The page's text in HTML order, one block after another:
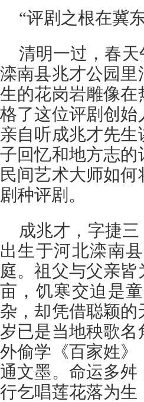
“评剧之根在冀
清明一过，春
滦南县兆才公园
生的花岗岩雕像
格了这位评剧创
亲自听成兆才先
子回忆和地方志
民间艺术大师如
剧种评剧。
成兆才，字捷
出生于河北滦南
庭。祖父与父亲
亩，饥寒交迫是
杂，却凭借聪颖
岁已是当地秧歌
外偷学《百家姓
通文墨。命运多
行乞唱莲花落为